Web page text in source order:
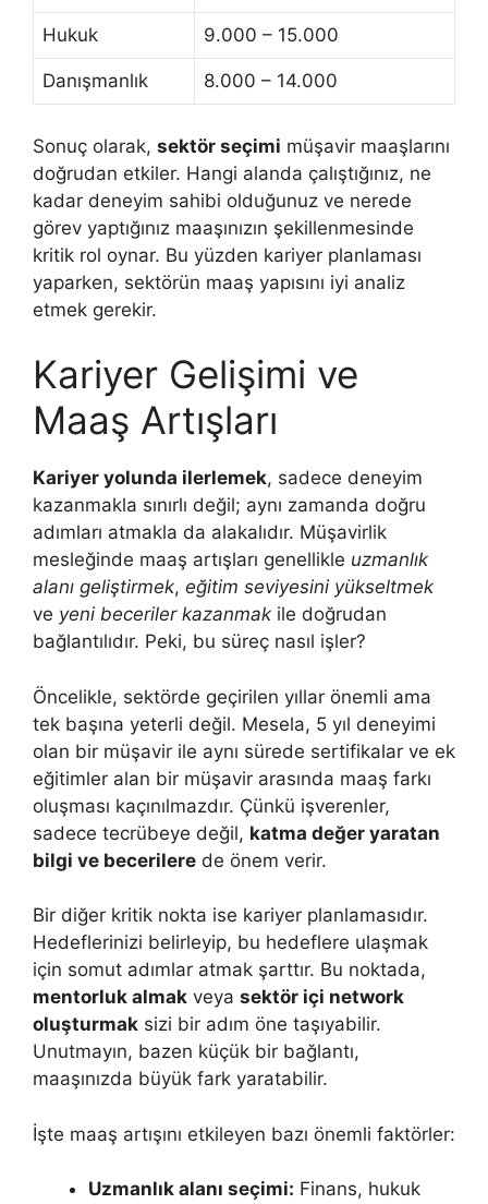
Hukuk 9.000 – 15.000
Danışmanlık 8.000 – 14.000
Sonuç olarak, sektör seçimi müşavir maaşlarını
doğrudan etkiler. Hangi alanda çalıştığınız, ne
kadar deneyim sahibi olduğunuz ve nerede
görev yaptığınız maaşınızın şekillenmesinde
kritik rol oynar. Bu yüzden kariyer planlaması
yaparken, sektörün maaş yapısını iyi analiz
etmek gerekir.
Kariyer Gelişimi ve
Maaş Artışları
Kariyer yolunda ilerlemek, sadece deneyim
kazanmakla sınırlı değil; aynı zamanda doğru
adımları atmakla da alakalıdır. Müşavirlik
mesleğinde maaş artışları genellikle uzmanlık
alanı geliştirmek, eğitim seviyesini yükseltmek
ve yeni beceriler kazanmak ile doğrudan
bağlantılıdır. Peki, bu süreç nasıl işler?
Öncelikle, sektörde geçirilen yıllar önemli ama
tek başına yeterli değil. Mesela, 5 yıl deneyimi
olan bir müşavir ile aynı sürede sertifikalar ve ek
eğitimler alan bir müşavir arasında maaş farkı
oluşması kaçınılmazdır. Çünkü işverenler,
sadece tecrübeye değil, katma değer yaratan
bilgi ve becerilere de önem verir.
Bir diğer kritik nokta ise kariyer planlamasıdır.
Hedeflerinizi belirleyip, bu hedeflere ulaşmak
için somut adımlar atmak şarttır. Bu noktada,
mentorluk almak veya sektör içi network
oluşturmak sizi bir adım öne taşıyabilir.
Unutmayın, bazen küçük bir bağlantı,
maaşınızda büyük fark yaratabilir.
İşte maaş artışını etkileyen bazı önemli faktörler:
Uzmanlık alanı seçimi: Finans, hukuk